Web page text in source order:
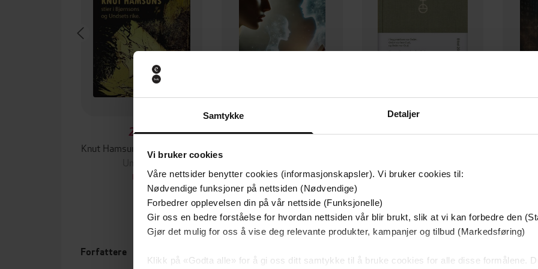
Samtykke Detaljer
Vi bruker cookies
Våre nettsider benytter cookies (informasjonskapsler). Vi bruker cookies til:
Nødvendige funksjoner på nettsiden (Nødvendige)
Forbedrer opplevelsen din på vår nettside (Funksjonelle)
Gir oss en bedre forståelse for hvordan nettsiden vår blir brukt, slik at vi kan forbedre den
Gjør det mulig for oss å vise deg relevante produkter, kampanjer og tilbud (Markedsføring)
Klikk på «Godta alle» for å gi oss ditt samtykke til å bruke cookies for alle disse formålene.
219,-
Unknown
EBOK
399,-
EBOK
399,-
EBOK
Forfattere